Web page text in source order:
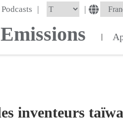
Podcasts | |
Emissions |
inventeurs